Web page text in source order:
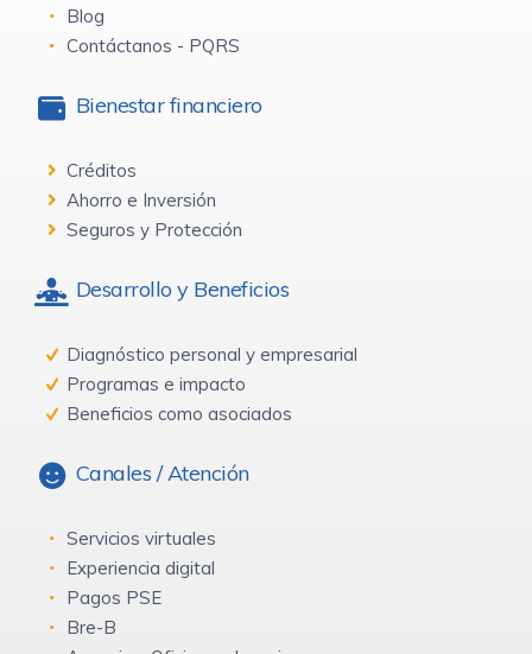
Blog
Contáctanos - PQRS
Bienestar financiero
Créditos
Ahorro e Inversión
Seguros y Protección
Desarrollo y Beneficios
Diagnóstico personal y empresarial
Programas e impacto
Beneficios como asociados
Canales / Atención
Servicios virtuales
Experiencia digital
Pagos PSE
Bre-B